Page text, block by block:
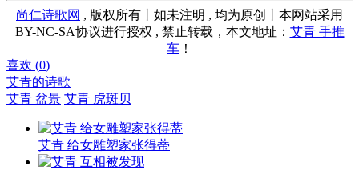
尚仁诗歌网 , 版权所有丨如未注明 , 均为原创丨本网站采用
BY-NC-SA协议进行授权 , 禁止转载，本文地址： 艾青 手推
车 ！
喜欢 (0)
艾青的诗歌
艾青 盆景 艾青 虎斑贝
艾青 给女雕塑家张得蒂